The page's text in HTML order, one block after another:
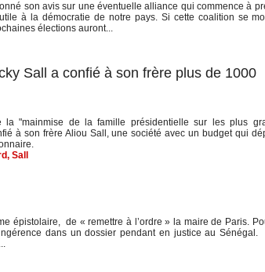
son avis sur une éventuelle alliance qui commence à
à la démocratie de notre pays. Si cette coalition se
élections auront...
Sall a confié à son frère plus de 1000
la "mainmise de la famille présidentielle sur les plus
à son frère Aliou Sall, une société avec un budget qui
, Sall
épistolaire, de « remettre à l’ordre » la maire de Paris.
dans un dossier pendant en justice au Sénégal.